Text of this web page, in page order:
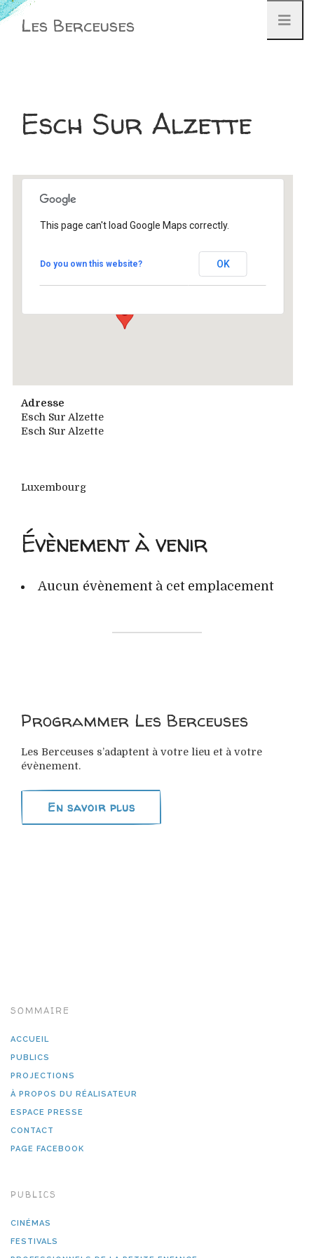
Aller
au
Les Berceuses
Esch Sur Alzette
Esch Sur Alzette - Esch Sur Alzette
This page can't load Google Maps correctly.
Do you own this website? OK
Adresse
Esch Sur Alzette
Esch Sur Alzette
Luxembourg
Évènement à venir
Aucun évènement à cet emplacement
Programmer Les Berceuses
Les Berceuses s’adaptent à votre lieu et à votre
évènement.
En savoir plus
SOMMAIRE
ACCUEIL
PUBLICS
PROJECTIONS
À PROPOS DU RÉALISATEUR
ESPACE PRESSE
CONTACT
PAGE FACEBOOK
PUBLICS
CINÉMAS
FESTIVALS